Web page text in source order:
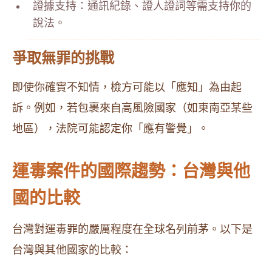
證據支持：通訊紀錄、證人證詞等需支持你的
說法。
爭取無罪的挑戰
即使你確實不知情，檢方可能以「應知」為由起
訴。例如，若包裹來自高風險國家（如東南亞某些
地區），法院可能認定你「應有警覺」。
運毒案件的國際趨勢：台灣與他
國的比較
台灣對運毒罪的嚴厲程度在全球名列前茅。以下是
台灣與其他國家的比較：